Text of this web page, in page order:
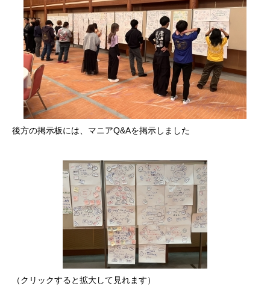
後方の掲示板には、マニアQ&Aを掲示しました
（クリックすると拡大して見れます）